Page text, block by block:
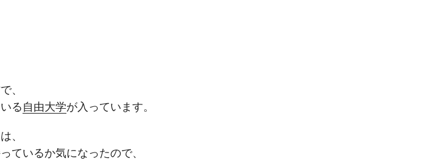
、
る自由大学が入っています。
、
ているか気になったので、